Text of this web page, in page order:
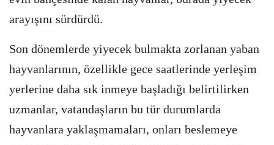
arayışını sürdürdü.
Son dönemlerde yiyecek bulmakta zorlanan yaban
hayvanlarının, özellikle gece saatlerinde yerleşim
yerlerine daha sık inmeye başladığı belirtilirken
uzmanlar, vatandaşların bu tür durumlarda
hayvanlara yaklaşmamaları, onları beslemeye